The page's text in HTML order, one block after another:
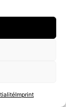
Imprint